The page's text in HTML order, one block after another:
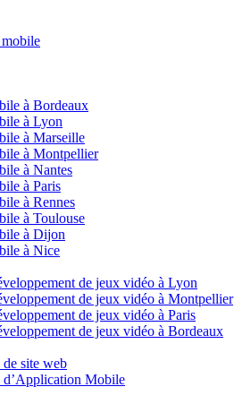
à Bordeaux
à Lyon
à Marseille
à Montpellier
à Nantes
à Paris
à Rennes
à Toulouse
à Dijon
à Nice
de jeux vidéo à Lyon
de jeux vidéo à Montpellier
de jeux vidéo à Paris
de jeux vidéo à Bordeaux
site web
d’Application Mobile